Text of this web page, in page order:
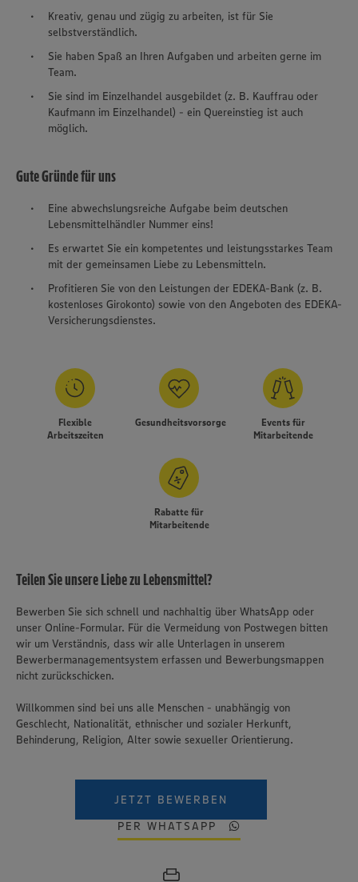
Kreativ, genau und zügig zu arbeiten, ist für Sie
selbstverständlich.
Sie haben Spaß an Ihren Aufgaben und arbeiten gerne im
Team.
Sie sind im Einzelhandel ausgebildet (z. B. Kauffrau oder
Kaufmann im Einzelhandel) - ein Quereinstieg ist auch
möglich.
Gute Gründe für uns
Eine abwechslungsreiche Aufgabe beim deutschen
Lebensmittelhändler Nummer eins!
Es erwartet Sie ein kompetentes und leistungsstarkes Team
mit der gemeinsamen Liebe zu Lebensmitteln.
Profitieren Sie von den Leistungen der EDEKA-Bank (z. B.
kostenloses Girokonto) sowie von den Angeboten des EDEKA-
Versicherungsdienstes.
Flexible
Arbeitszeiten
Gesundheitsvorsorge
Events für
Mitarbeitende
Rabatte für
Mitarbeitende
Teilen Sie unsere Liebe zu Lebensmittel?
Bewerben Sie sich schnell und nachhaltig über WhatsApp oder
unser Online-Formular. Für die Vermeidung von Postwegen bitten
wir um Verständnis, dass wir alle Unterlagen in unserem
Bewerbermanagementsystem erfassen und Bewerbungsmappen
nicht zurückschicken.
Willkommen sind bei uns alle Menschen - unabhängig von
Geschlecht, Nationalität, ethnischer und sozialer Herkunft,
Behinderung, Religion, Alter sowie sexueller Orientierung.
JETZT BEWERBEN
PER WHATSAPP